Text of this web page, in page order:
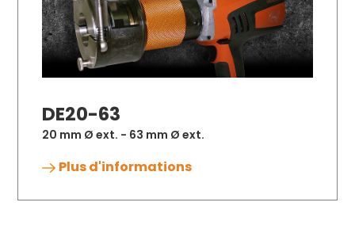
DE20-63
20 mm Ø ext. - 63 mm Ø ext.
Plus d'informations